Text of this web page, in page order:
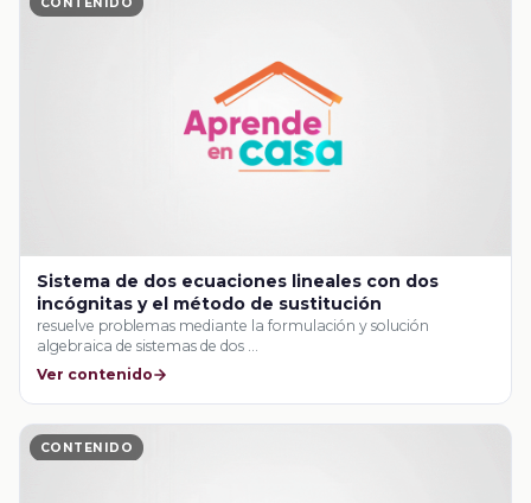
Sistema de dos ecuaciones lineales con dos
incógnitas y el método de sustitución
resuelve problemas mediante la formulación y solución
algebraica de sistemas de dos …
Ver contenido
CONTENIDO